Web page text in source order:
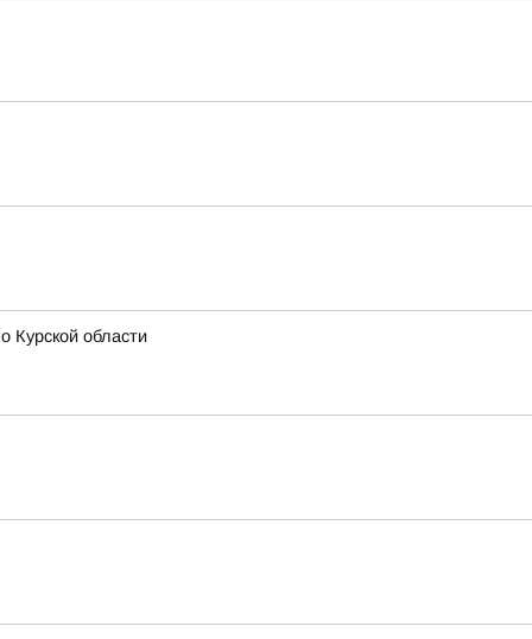
Курской области